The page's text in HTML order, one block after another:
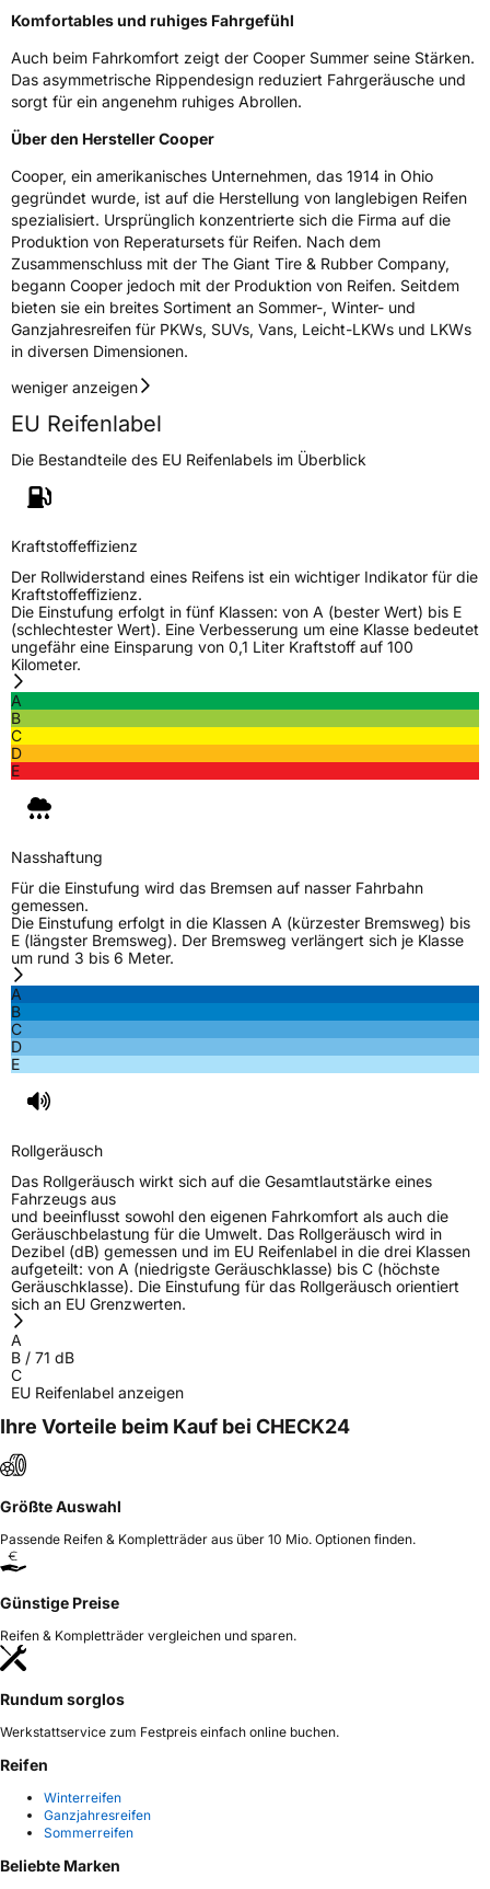
EPREL ID2442688
Allgemeine Produktsicherheit (GPSR)
HerstellerkontaktCooper Tire & Rubber Company España,
www.coopertire.de
Komfortables und ruhiges Fahrgefühl
Auch beim Fahrkomfort zeigt der Cooper Summer seine Stärken.
Das asymmetrische Rippendesign reduziert Fahrgeräusche und
sorgt für ein angenehm ruhiges Abrollen.
Über den Hersteller Cooper
Cooper, ein amerikanisches Unternehmen, das 1914 in Ohio
gegründet wurde, ist auf die Herstellung von langlebigen Reifen
spezialisiert. Ursprünglich konzentrierte sich die Firma auf die
Produktion von Reperatursets für Reifen. Nach dem
Zusammenschluss mit der The Giant Tire & Rubber Company,
begann Cooper jedoch mit der Produktion von Reifen. Seitdem
bieten sie ein breites Sortiment an Sommer-, Winter- und
Ganzjahresreifen für PKWs, SUVs, Vans, Leicht-LKWs und LKWs
in diversen Dimensionen.
weniger anzeigen
EU Reifenlabel
Die Bestandteile des EU Reifenlabels im Überblick
Kraftstoffeffizienz
Der Rollwiderstand eines Reifens ist ein wichtiger Indikator für die
Kraftstoffeffizienz.
Die Einstufung erfolgt in fünf Klassen: von A (bester Wert) bis E
(schlechtester Wert). Eine Verbesserung um eine Klasse bedeutet
ungefähr eine Einsparung von 0,1 Liter Kraftstoff auf 100
Kilometer.
A
B
C
D
E
Nasshaftung
Für die Einstufung wird das Bremsen auf nasser Fahrbahn
gemessen.
Die Einstufung erfolgt in die Klassen A (kürzester Bremsweg) bis
E (längster Bremsweg). Der Bremsweg verlängert sich je Klasse
um rund 3 bis 6 Meter.
A
B
C
D
E
Rollgeräusch
Das Rollgeräusch wirkt sich auf die Gesamtlautstärke eines
Fahrzeugs aus
und beeinflusst sowohl den eigenen Fahrkomfort als auch die
Geräuschbelastung für die Umwelt. Das Rollgeräusch wird in
Dezibel (dB) gemessen und im EU Reifenlabel in die drei Klassen
aufgeteilt: von A (niedrigste Geräuschklasse) bis C (höchste
Geräuschklasse). Die Einstufung für das Rollgeräusch orientiert
sich an EU Grenzwerten.
A
B / 71 dB
C
EU Reifenlabel anzeigen
Ihre Vorteile beim Kauf bei CHECK24
Größte Auswahl
Passende Reifen & Kompletträder aus über 10 Mio. Optionen finden.
Günstige Preise
Reifen & Kompletträder vergleichen und sparen.
Rundum sorglos
Werkstattservice zum Festpreis einfach online buchen.
Reifen
Winterreifen
Ganzjahresreifen
Sommerreifen
Beliebte Marken